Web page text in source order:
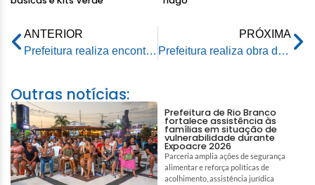
ANTERIOR
Prefeitura realiza encontro entre idosos usuários do Restaurante Popular e do Centro de Convivência Cosme Morais
PRÓXIMA
Prefeitura realiza obra de duplicação da via que liga bairro da Floresta ao Floresta Sul
Outras notícias:
Prefeitura de Rio Branco
fortalece assistência às
famílias em situação de
vulnerabilidade durante
Expoacre 2026
Parceria amplia ações de segurança
alimentar e reforça políticas de
acolhimento, assistência jurídica